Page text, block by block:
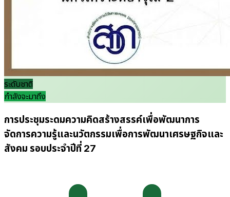
ระดับชาติ
กำลังจะมาถึง
การประชุมระดมความคิดสร้างสรรค์เพื่อพัฒนาการ
จัดการความรู้และนวัตกรรมเพื่อการพัฒนาเศรษฐกิจและ
สังคม รอบประจำปีที่ 27